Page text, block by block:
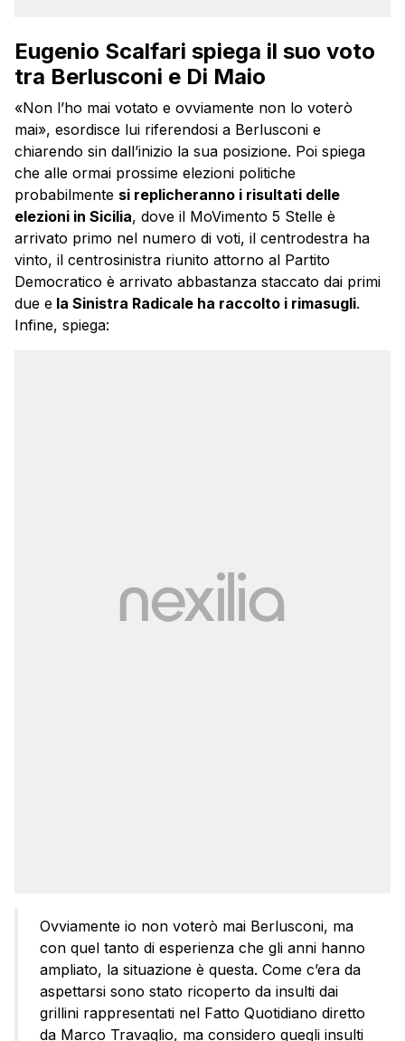
Eugenio Scalfari spiega il suo voto
tra Berlusconi e Di Maio
«Non l’ho mai votato e ovviamente non lo voterò
mai», esordisce lui riferendosi a Berlusconi e
chiarendo sin dall’inizio la sua posizione. Poi spiega
che alle ormai prossime elezioni politiche
probabilmente si replicheranno i risultati delle
elezioni in Sicilia, dove il MoVimento 5 Stelle è
arrivato primo nel numero di voti, il centrodestra ha
vinto, il centrosinistra riunito attorno al Partito
Democratico è arrivato abbastanza staccato dai primi
due e la Sinistra Radicale ha raccolto i rimasugli.
Infine, spiega:
Ovviamente io non voterò mai Berlusconi, ma
con quel tanto di esperienza che gli anni hanno
ampliato, la situazione è questa. Come c’era da
aspettarsi sono stato ricoperto da insulti dai
grillini rappresentati nel Fatto Quotidiano diretto
da Marco Travaglio, ma considero quegli insulti